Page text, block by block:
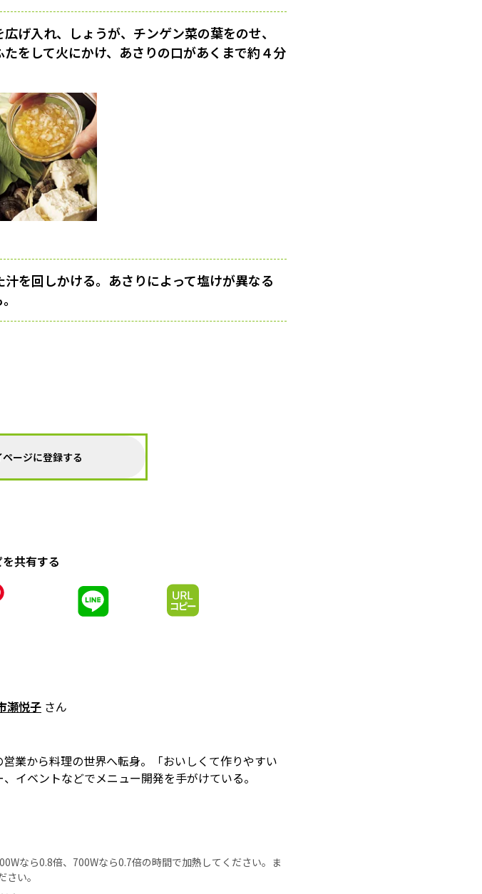
げ入れ、しょうが、チンゲン菜の葉をのせ、
をして火にかけ、あさりの口があくまで約４分
を回しかける。あさりによって塩けが異なる
ージに登録する
共有する
瀬悦子 さん
業から料理の世界へ転身。「おいしくて作りやすい
イベントなどでメニュー開発を手がけている。
なら0.8倍、700Wなら0.7倍の時間で加熱してください。ま
い。